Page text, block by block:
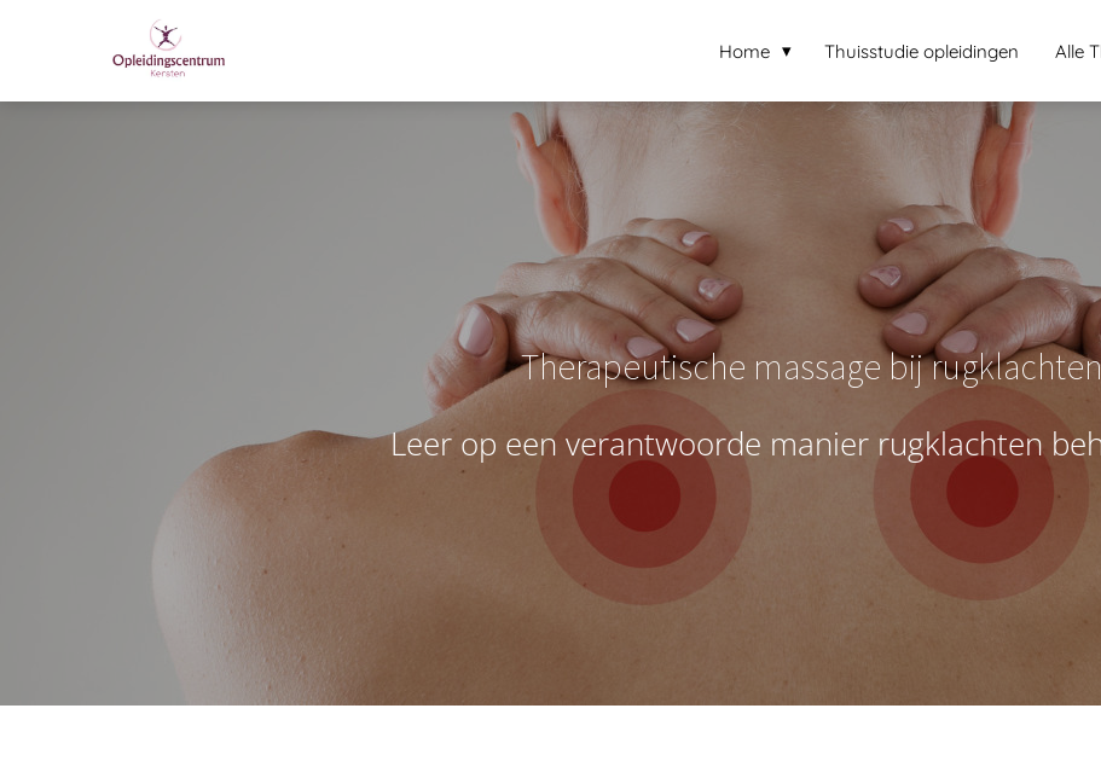
Home Thuisstudie opleidingen Alle
Therapeutische massage bij
Leer op een verantwoorde manier rugklachten be